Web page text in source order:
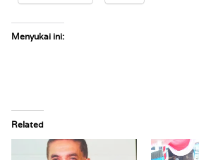
Menyukai ini:
Related